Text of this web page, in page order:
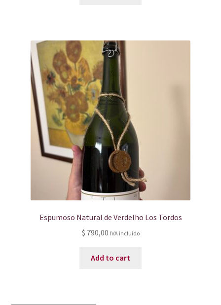
Espumoso Natural de Verdelho Los Tordos
$ 790,00 IVA incluido
Add to cart